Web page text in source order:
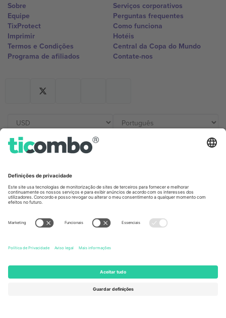
Sobre
Equipe
TixProtect
Imprimir
Termos e Condições
Programa de afiliados
Serviços corporativos
Perguntas frequentes
Como funciona
Hotéis
Central da Copa do Mundo
Contate-nos
Germany
Unter den Linden 24, 10117
Berlin, Germany
167 City Road, London, Greater
131 Continental Dr, Suite 305,